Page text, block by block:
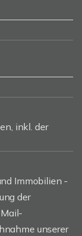
inkl. der
Immobilien -
der
unserer